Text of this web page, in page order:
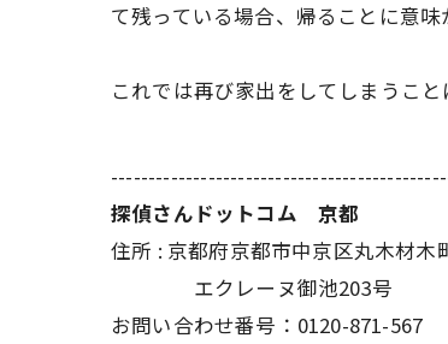
て残っている場合、帰ることに意味
これでは再び家出をしてしまうこ
探偵さんドットコム 京都
住所 : 京都府京都市中京区丸木材木
エクレーヌ御池203号
お問い合わせ番号：0120-871-567